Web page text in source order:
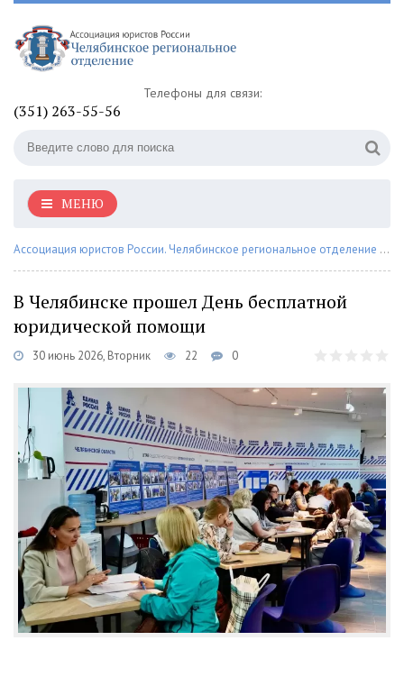
Телефоны для связи:
(351) 263-55-56
МЕНЮ
Ассоциация юристов России. Челябинское региональное отделение
В Челябинске прошел День бесплатной
юридической помощи
30 июнь 2026, Вторник 22 0